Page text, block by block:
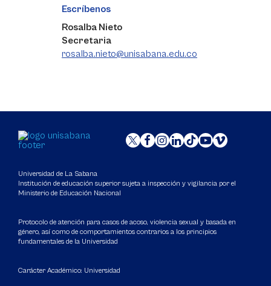
Escríbenos
Rosalba Nieto
Secretaria
rosalba.nieto@unisabana.edu.co
Universidad de La Sabana
Institución de educación superior sujeta a inspección y vigilancia por el
Ministerio de Educación Nacional
Protocolo de atención para casos de acoso, violencia sexual y basada en
género, así como de comportamientos contrarios a los principios
fundamentales de la Universidad
Carácter Académico: Universidad